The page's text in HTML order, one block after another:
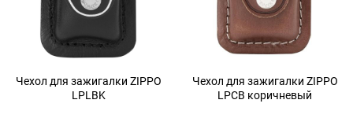
Чехол для зажигалки ZIPPO
LPLBK
Чехол для зажигалки ZIPPO
LPCB коричневый